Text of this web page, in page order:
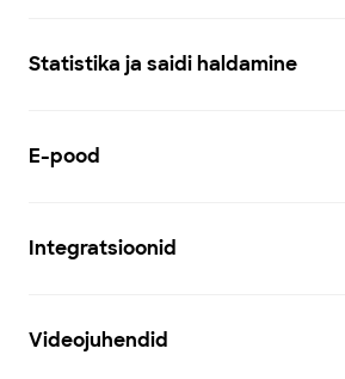
Statistika ja saidi haldamine
E-pood
Integratsioonid
Videojuhendid